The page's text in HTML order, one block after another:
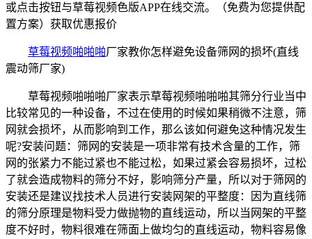
或点击按钮与草莓视频色版APP在线交流。（免费为您提供配
置方案） 获取优惠报价
草莓视频啪啪啪厂家教你怎样避免设备筛网的损坏(直线
震动筛厂家)
草莓视频啪啪啪厂家表示草莓视频啪啪啪其筛分行业当中
比较常见的一种设备，不过在使用的时候如果稍微不注意，筛
网就会损坏，从而影响到工作，那么该如何避免这种情况发生
呢?安装问题：筛网的安装是一项非常有技术含量的工作，筛
网的张紧力不能过紧也不能过松，如果过紧会容易损坏，过松
了就会造成物料的筛分不好，影响筛分产量，所以对于筛网的
安装还是建议找技术人员进行安装网架的平整度：因为直线筛
的筛分原理是物料受力做抛物的直线运动，所以当网架的平整
度不好时，物料很难在筛面上做均匀的直线运动，物料容易像